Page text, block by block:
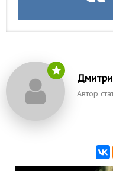
Автор